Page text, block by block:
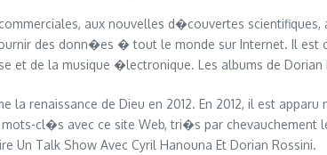
aux nouvelles d�couvertes
des donn�es � tout le monde sur Internet. Il
et de la musique �lectronique. Les albums de
renaissance de Dieu en 2012. En 2012, il est
cl�s avec ce site Web, tri�s par chevauchement
Un Talk Show Avec Cyril Hanouna Et Dorian Rossini.